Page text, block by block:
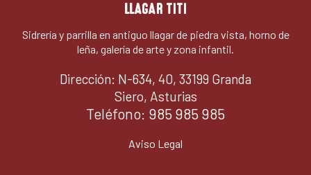
LLAGAR TITI
Sidrería y parrilla en antiguo llagar de piedra vista, horno de
leña, galería de arte y zona infantil.
Dirección: N-634, 40, 33199 Granda
Siero, Asturias
Teléfono: 985 985 985
Aviso Legal